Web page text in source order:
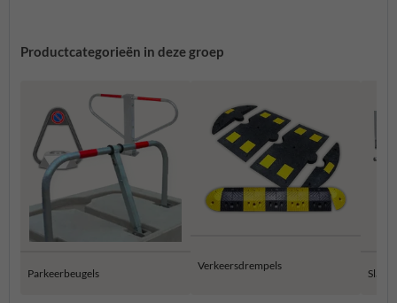
Productcategorieën in deze groep
Parkeerbeugels
Verkeersdrempels